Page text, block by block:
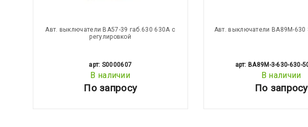
Авт. выключатели ВА57-39 габ.630 630А с
регулировкой
арт: S0000607
В наличии
По запросу
Авт. выключатели ВА89М-630
арт: BA89M-3-630-630-
В наличии
По запросу